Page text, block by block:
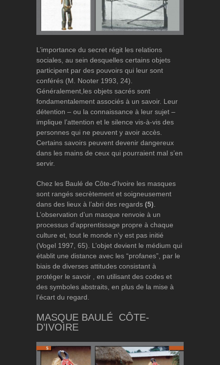
L’importance du secret régit les relations
sociales, au sein desquelles certains objets
participent par des pouvoirs qui leur sont
conférés (M. Nooter 1993, 24).
Généralement,les objets sacrés sont
fondamentalement associés à un savoir. Leur
détention – ou la connaissance à leur sujet –
implique l’attention et le silence vis-à-vis des
personnes qui ne peuvent y avoir accès.
Certains savoirs peuvent devenir dangereux
dans les mains de ceux qui pourraient mal s’en
servir.
Chez les Baulé de Côte-d’Ivoire les masques
sont rangés secrètement et soigneusement
dans des lieux à l’abri des regards (5)
L’observation d’un masque renvoie à un
processus d’apprentissage propre à chaque
culture et, tout le monde n’y est pas initié
(Vogel 1997, 65). L’objet devient le médium qui
établit une distance avec les “profanes”, par le
biais de diverses attitudes consistant à
protéger le savoir , en utilisant des codes et
des symboles abstraits, en plus de la mise à
l’écart du regard.
MASQUE BAULÉ CÔTE-
D’IVOIRE